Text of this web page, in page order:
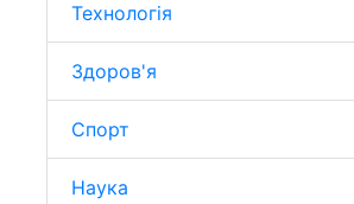
Технологія
Здоров'я
Спорт
Наука